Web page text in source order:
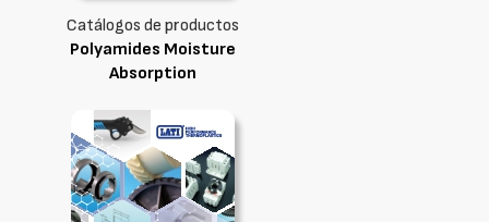
Catálogos de productos
Polyamides Moisture
Absorption